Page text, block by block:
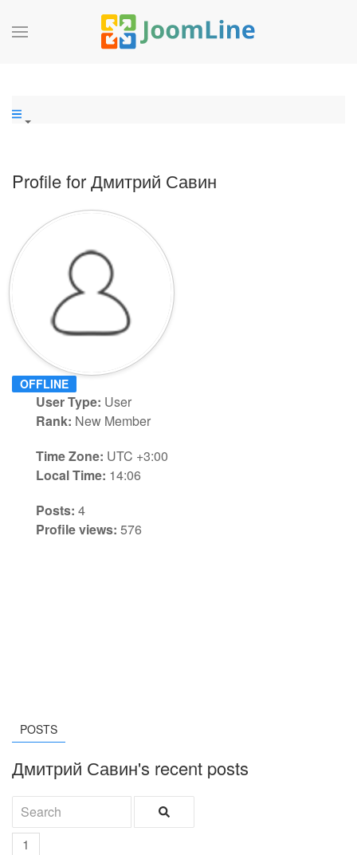
Profile for Дмитрий Савин
OFFLINE
User Type: User
Rank: New Member
Time Zone: UTC +3:00
Local Time: 14:06
Posts: 4
Profile views: 576
POSTS
Дмитрий Савин's recent posts
1